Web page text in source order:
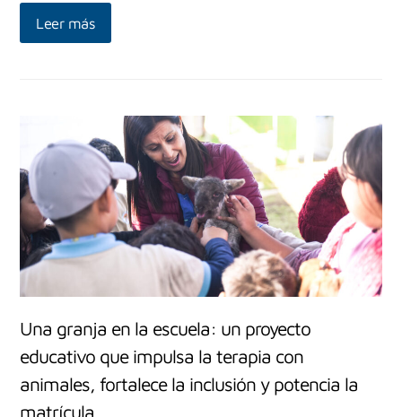
Leer más
Una granja en la escuela: un proyecto
educativo que impulsa la terapia con
animales, fortalece la inclusión y potencia la
matrícula